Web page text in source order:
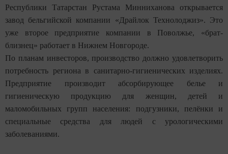
Республики Татарстан Рустама Минниханова открывается
завод бельгийской компании «Драйлок Технолоджиз». Это
уже второе предприятие компании в Поволжье, «брат-
близнец» работает в Нижнем Новгороде.
По планам инвесторов, производство должно удовлетворить
потребность региона в санитарно-гигиенических изделиях.
Предприятие производит абсорбирующее белье и
гигиеническую продукцию для женщин, детей и
маломобильных групп населения: подгузники, пелёнки и
специальные средства для людей с урологическими
заболеваниями.